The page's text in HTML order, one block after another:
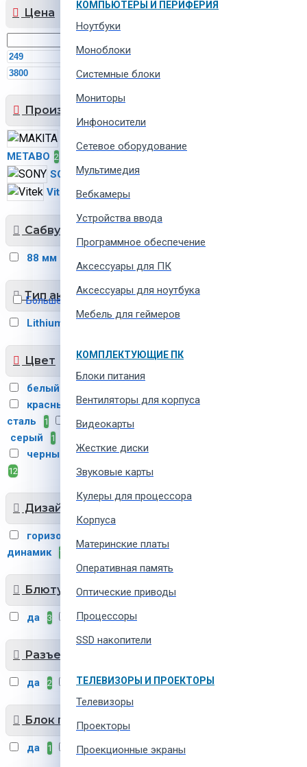
Больше не показывать это сообщение
КОМПЬЮТЕРЫ И ПЕРИФЕРИЯ
Ноутбуки
Моноблоки
Системные блоки
Мониторы
Инфоносители
Сетевое оборудование
Мультимедия
Вебкамеры
Устройства ввода
Программное обеспечение
Аксессуары для ПК
Аксессуары для ноутбука
Мебель для геймеров
КОМПЛЕКТУЮЩИЕ ПК
Блоки питания
Вентиляторы для корпуса
Видеокарты
Жесткие диски
Звуковые карты
Кулеры для процессора
Корпуса
Материнские платы
Оперативная память
Оптические приводы
Процессоры
SSD накопители
ТЕЛЕВИЗОРЫ И ПРОЕКТОРЫ
Телевизоры
Проекторы
Проекционные экраны
Цена
MDL
Производитель
METABO 2
SONY 3 SVEN
Vitek 2
Сабвуфер
88 мм
Тип аккумулятора
Lithium-Ion
Цвет
белый
красный 3
нержавеющая
сталь
1 розовый 2
серый 1
черный, синий 1 чёрный
12
Дизайн колонок
горизонально
динамик
1 полка/стол
Блютуз
да 3 нет 17
Разъем для наушников
да 2 нет 19
Блок питания
да 1 нет 13